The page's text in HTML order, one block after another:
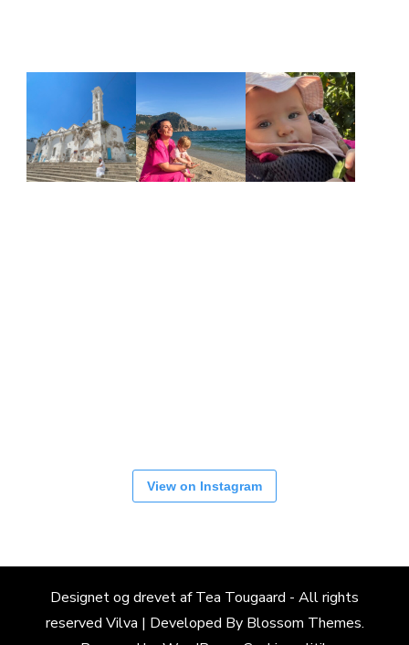
View on Instagram
Designet og drevet af Tea Tougaard - All rights
reserved Vilva | Developed By Blossom Themes.